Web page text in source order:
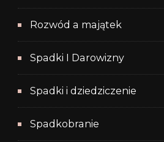
Rozwód a majątek
Spadki I Darowizny
Spadki i dziedziczenie
Spadkobranie